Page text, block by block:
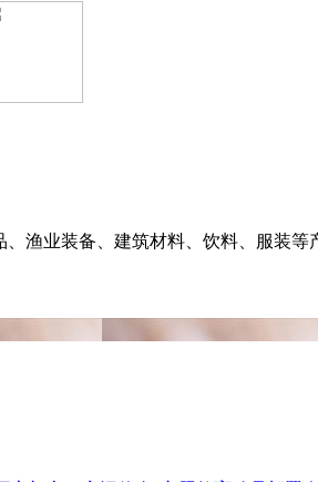
、渔业装备、建筑材料、饮料、服装等